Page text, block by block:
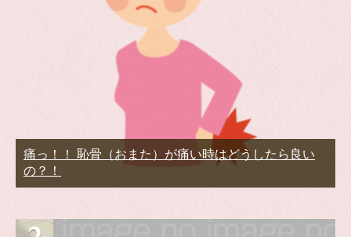
痛っ！！ 恥骨（おまた）が痛い時はどうしたら良い
の？！